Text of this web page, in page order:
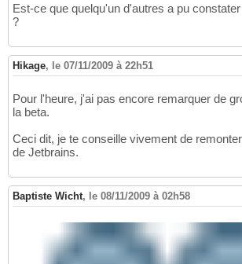
Est-ce que quelqu'un d'autres a pu
?
Hikage, le 07/11/2009 à 22h51
Pour l'heure, j'ai pas encore remarquer de
la beta.
Ceci dit, je te conseille vivement de
de Jetbrains.
Baptiste Wicht, le 08/11/2009 à 02h58